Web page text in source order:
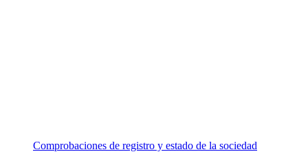
Comprobaciones de registro y estado de la sociedad